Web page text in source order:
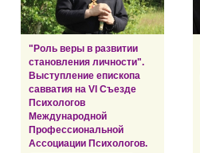
"Роль веры в развитии
становления личности".
Выступление епископа
савватия на VI Съезде
Психологов
Международной
Профессиональной
Ассоциации Психологов.